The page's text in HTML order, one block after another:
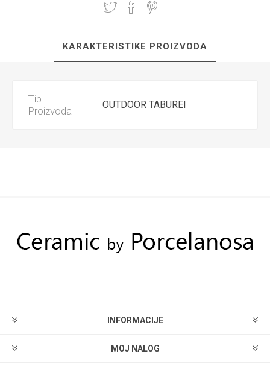
KARAKTERISTIKE PROIZVODA
Tip
Proizvoda
OUTDOOR TABUREI
INFORMACIJE
MOJ NALOG